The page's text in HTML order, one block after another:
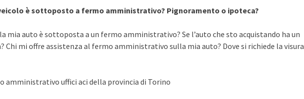
è sottoposto a fermo amministrativo? Pignoramento o ipoteca?
mia auto è sottoposta a un fermo amministrativo? Se l’auto che sto acquistando ha un
Chi mi offre assistenza al fermo amministrativo sulla mia auto? Dove si richiede la visura
amministrativo uffici aci della provincia di Torino